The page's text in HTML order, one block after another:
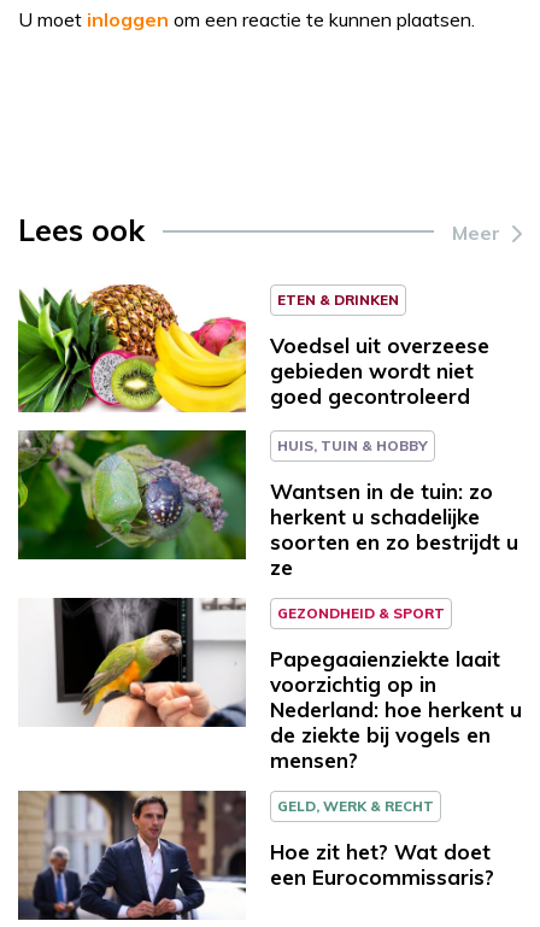
U moet inloggen om een reactie te kunnen plaatsen.
Lees ook Meer
ETEN & DRINKEN
Voedsel uit overzeese
gebieden wordt niet
goed gecontroleerd
HUIS, TUIN & HOBBY
Wantsen in de tuin: zo
herkent u schadelijke
soorten en zo bestrijdt u
ze
GEZONDHEID & SPORT
Papegaaienziekte laait
voorzichtig op in
Nederland: hoe herkent u
de ziekte bij vogels en
mensen?
GELD, WERK & RECHT
Hoe zit het? Wat doet
een Eurocommissaris?